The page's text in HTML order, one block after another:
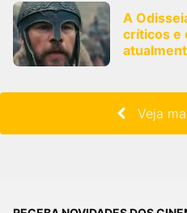
A
críticos e
Veja